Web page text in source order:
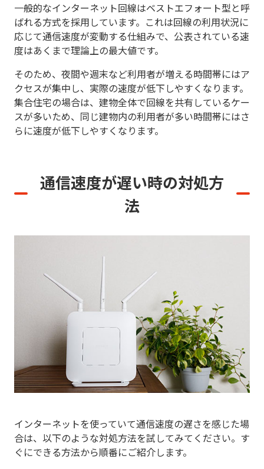
一般的なインターネット回線はベストエフォート型と呼
ばれる方式を採用しています。これは回線の利用状況に
応じて通信速度が変動する仕組みで、公表されている速
度はあくまで理論上の最大値です。
そのため、夜間や週末など利用者が増える時間帯にはア
クセスが集中し、実際の速度が低下しやすくなります。
集合住宅の場合は、建物全体で回線を共有しているケー
スが多いため、同じ建物内の利用者が多い時間帯にはさ
らに速度が低下しやすくなります。
通信速度が遅い時の対処方
法
インターネットを使っていて通信速度の遅さを感じた場
合は、以下のような対処方法を試してみてください。す
ぐにできる方法から順番にご紹介します。